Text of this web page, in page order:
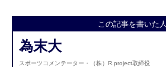
この記事を書いた人
為末大
スポーツコメンテーター・（株）R.project取締役